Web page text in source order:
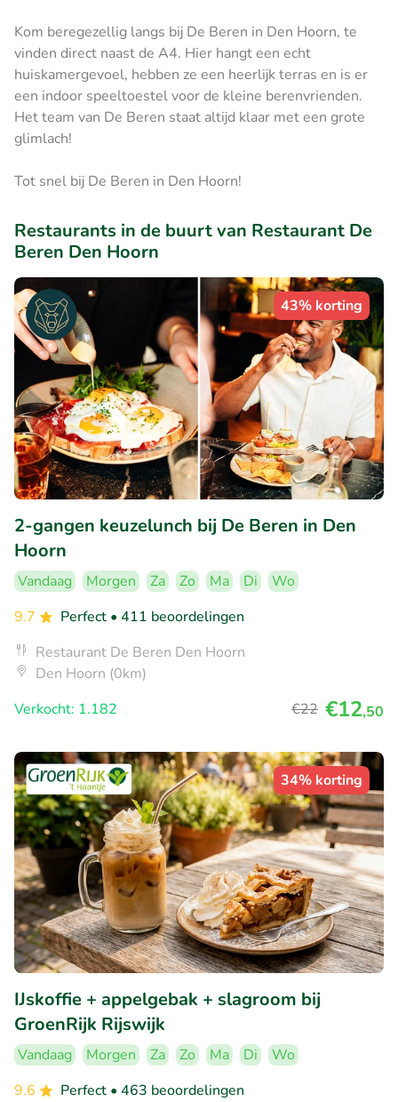
Kom beregezellig langs bij De Beren in Den Hoorn, te
vinden direct naast de A4. Hier hangt een echt
huiskamergevoel, hebben ze een heerlijk terras en is er
een indoor speeltoestel voor de kleine berenvrienden.
Het team van De Beren staat altijd klaar met een grote
glimlach!
Tot snel bij De Beren in Den Hoorn!
Restaurants in de buurt van Restaurant De
Beren Den Hoorn
43% korting
2-gangen keuzelunch bij De Beren in Den
Hoorn
Vandaag Morgen Za Zo Ma Di
Wo
9.7
Perfect • 411 beoordelingen
Restaurant De Beren Den Hoorn
Den Hoorn (0km)
Verkocht: 1.182
€22 €12,50
34% korting
IJskoffie + appelgebak + slagroom bij
GroenRijk Rijswijk
Vandaag Morgen Za Zo Ma Di
Wo
9.6
Perfect • 463 beoordelingen